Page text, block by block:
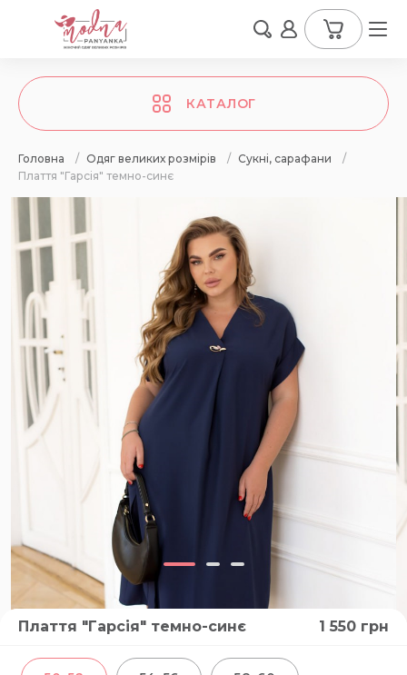
КАТАЛОГ
Головна / Одяг великих розмірів / Сукні, сарафани
/
Плаття "Гарсія" темно-синє
Плаття "Гарсія" темно-синє 1 550 грн